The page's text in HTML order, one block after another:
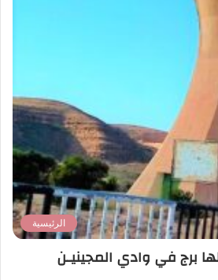
الرئيسية
برج في وادي المجينيـن